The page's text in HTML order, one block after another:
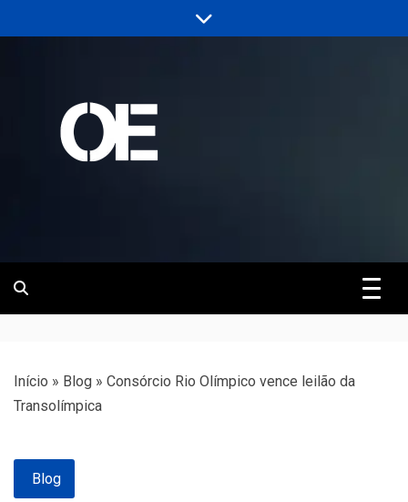
to
Revista | O
Empreiteiro
Início » Blog » Consórcio Rio Olímpico vence leilão da
Transolímpica
Blog